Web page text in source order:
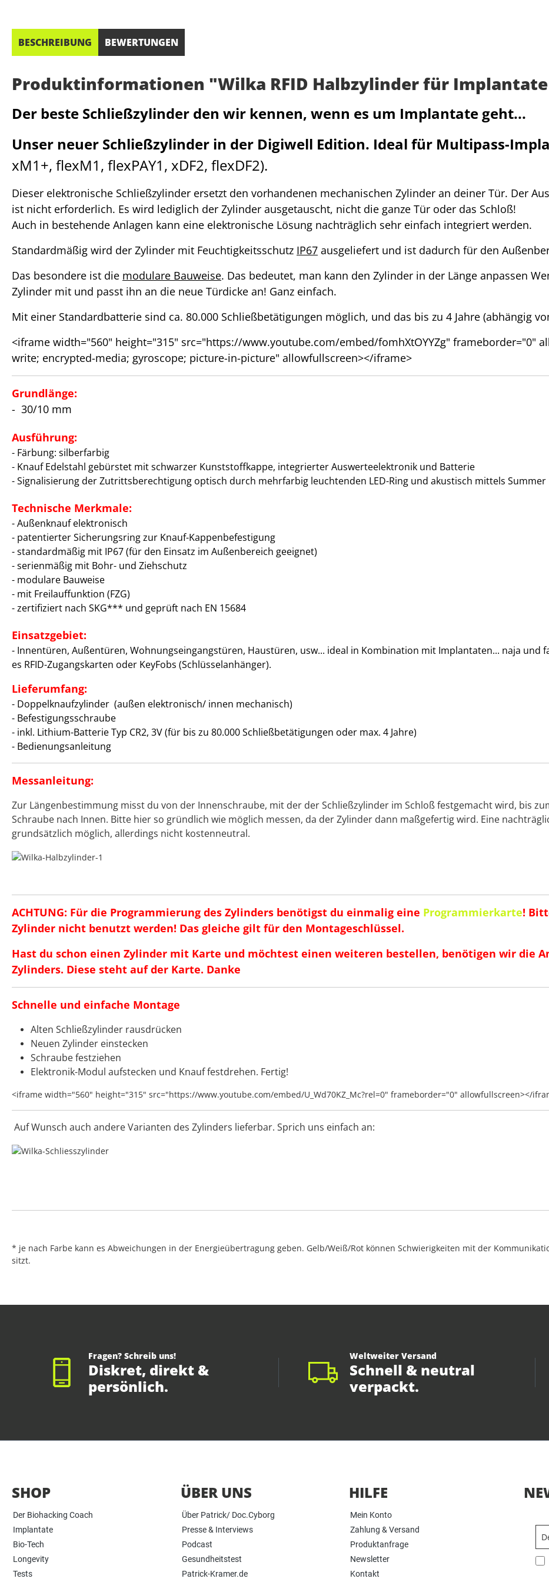
BESCHREIBUNG BEWERTUNGEN
Produktinformationen "Wilka RFID Halbzylinder für
Der beste Schließzylinder den wir kennen, wenn es um Implantate geht...
Unser neuer Schließzylinder in der Digiwell Edition. Ideal für Multipass-
xM1+, flexM1, flexPAY1, xDF2, flexDF2).
Dieser elektronische Schließzylinder ersetzt den vorhandenen mechanischen Zylinder an deiner Tür. Der
ist nicht erforderlich. Es wird lediglich der Zylinder ausgetauscht, nicht die ganze Tür oder das Schloß!
Auch in bestehende Anlagen kann eine elektronische Lösung nachträglich sehr einfach integriert werden.
Standardmäßig wird der Zylinder mit Feuchtigkeitsschutz IP67 ausgeliefert und ist dadurch für den
Das besondere ist die modulare Bauweise. Das bedeutet, man kann den Zylinder in der Länge anpassen
Zylinder mit und passt ihn an die neue Türdicke an! Ganz einfach.
Mit einer Standardbatterie sind ca. 80.000 Schließbetätigungen möglich, und das bis zu 4 Jahre (abhängig
<iframe width="560" height="315" src="https://www.youtube.com/embed/fomhXtOYYZg" frameborder="0"
write; encrypted-media; gyroscope; picture-in-picture" allowfullscreen></iframe>
Grundlänge:
- 30/10 mm
Ausführung:
- Färbung: silberfarbig
- Knauf Edelstahl gebürstet mit schwarzer Kunststoffkappe, integrierter Auswerteelektronik und Batterie
- Signalisierung der Zutrittsberechtigung optisch durch mehrfarbig leuchtenden LED-Ring und akustisch mittels Summer
Technische Merkmale:
- Außenknauf elektronisch
- patentierter Sicherungsring zur Knauf-Kappenbefestigung
- standardmäßig mit IP67 (für den Einsatz im Außenbereich geeignet)
- serienmäßig mit Bohr- und Ziehschutz
- modulare Bauweise
- mit Freilauffunktion (FZG)
- zertifiziert nach SKG*** und geprüft nach EN 15684
Einsatzgebiet:
- Innentüren, Außentüren, Wohnungseingangstüren, Haustüren, usw... ideal in Kombination mit Implantaten... naja und
es RFID-Zugangskarten oder KeyFobs (Schlüsselanhänger).
Lieferumfang:
- Doppelknaufzylinder (außen elektronisch/ innen mechanisch)
- Befestigungsschraube
- inkl. Lithium-Batterie Typ CR2, 3V (für bis zu 80.000 Schließbetätigungen oder max. 4 Jahre)
- Bedienungsanleitung
Messanleitung:
Zur Längenbestimmung misst du von der Innenschraube, mit der der Schließzylinder im Schloß festgemacht wird, bis
Schraube nach Innen. Bitte hier so gründlich wie möglich messen, da der Zylinder dann maßgefertig wird. Eine
grundsätzlich möglich, allerdings nicht kostenneutral.
ACHTUNG: Für die Programmierung des Zylinders benötigst du einmalig eine Programmierkarte!
Zylinder nicht benutzt werden! Das gleiche gilt für den Montageschlüssel.
Hast du schon einen Zylinder mit Karte und möchtest einen weiteren bestellen, benötigen wir die
Zylinders. Diese steht auf der Karte. Danke
Schnelle und einfache Montage
Alten Schließzylinder rausdrücken
Neuen Zylinder einstecken
Schraube festziehen
Elektronik-Modul aufstecken und Knauf festdrehen. Fertig!
<iframe width="560" height="315" src="https://www.youtube.com/embed/U_Wd70KZ_Mc?rel=0" frameborder="0" allowfullscreen></
Auf Wunsch auch andere Varianten des Zylinders lieferbar. Sprich uns einfach an:
* je nach Farbe kann es Abweichungen in der Energieübertragung geben. Gelb/Weiß/Rot können Schwierigkeiten mit der
sitzt.
Fragen? Schreib uns!
Diskret, direkt &
persönlich.
Weltweiter Versand
Schnell & neutral
verpackt.
SHOP
Der Biohacking Coach
Implantate
Bio-Tech
Longevity
Tests
ÜBER UNS
Über Patrick/ Doc.Cyborg
Presse & Interviews
Podcast
Gesundheitstest
Patrick-Kramer.de
HILFE
Mein Konto
Zahlung & Versand
Produktanfrage
Newsletter
Kontakt